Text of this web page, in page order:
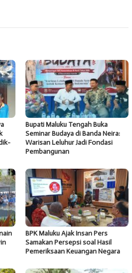
Bupati Maluku Tengah Buka
Seminar Budaya di Banda Neira:
Warisan Leluhur Jadi Fondasi
Pembangunan
BPK Maluku Ajak Insan Pers
Samakan Persepsi soal Hasil
Pemeriksaan Keuangan Negara